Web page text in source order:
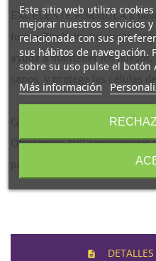
EXCELENTE FÓRMULA a
forma Bisglicinato) que
ayuda a mantener los
GRAN CANTIDAD DE
Ofrecemos 400
Este sitio web utiliza
mejorar nuestros servicios
relacionada con sus
sus hábitos de navegación.
sobre su uso pulse el botón
Más información